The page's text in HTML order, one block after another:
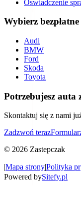
Oswiadczenie
Wybierz
Audi
BMW
Ford
Skoda
Toyota
Potrzebujesz auta
Skontaktuj się z nami
Zadzwoń teraz
© 2026 Zastepczak
Mapa stronyPolityka
Powered bySitefy.pl